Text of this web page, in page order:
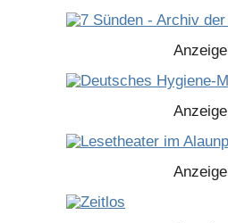
Anzeige
Anzeige
Anzeige